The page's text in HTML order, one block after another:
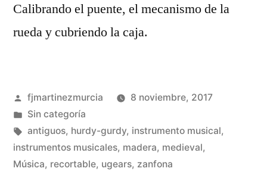
Calibrando el puente, el mecanismo de la
rueda y cubriendo la caja.
Publicado
por
fjmartinezmurcia
8 noviembre, 2017
Publicado
en
Sin categoría
Etiquetas:
antiguos, hurdy-gurdy, instrumento musical,
instrumentos musicales, madera, medieval,
Música, recortable, ugears, zanfona